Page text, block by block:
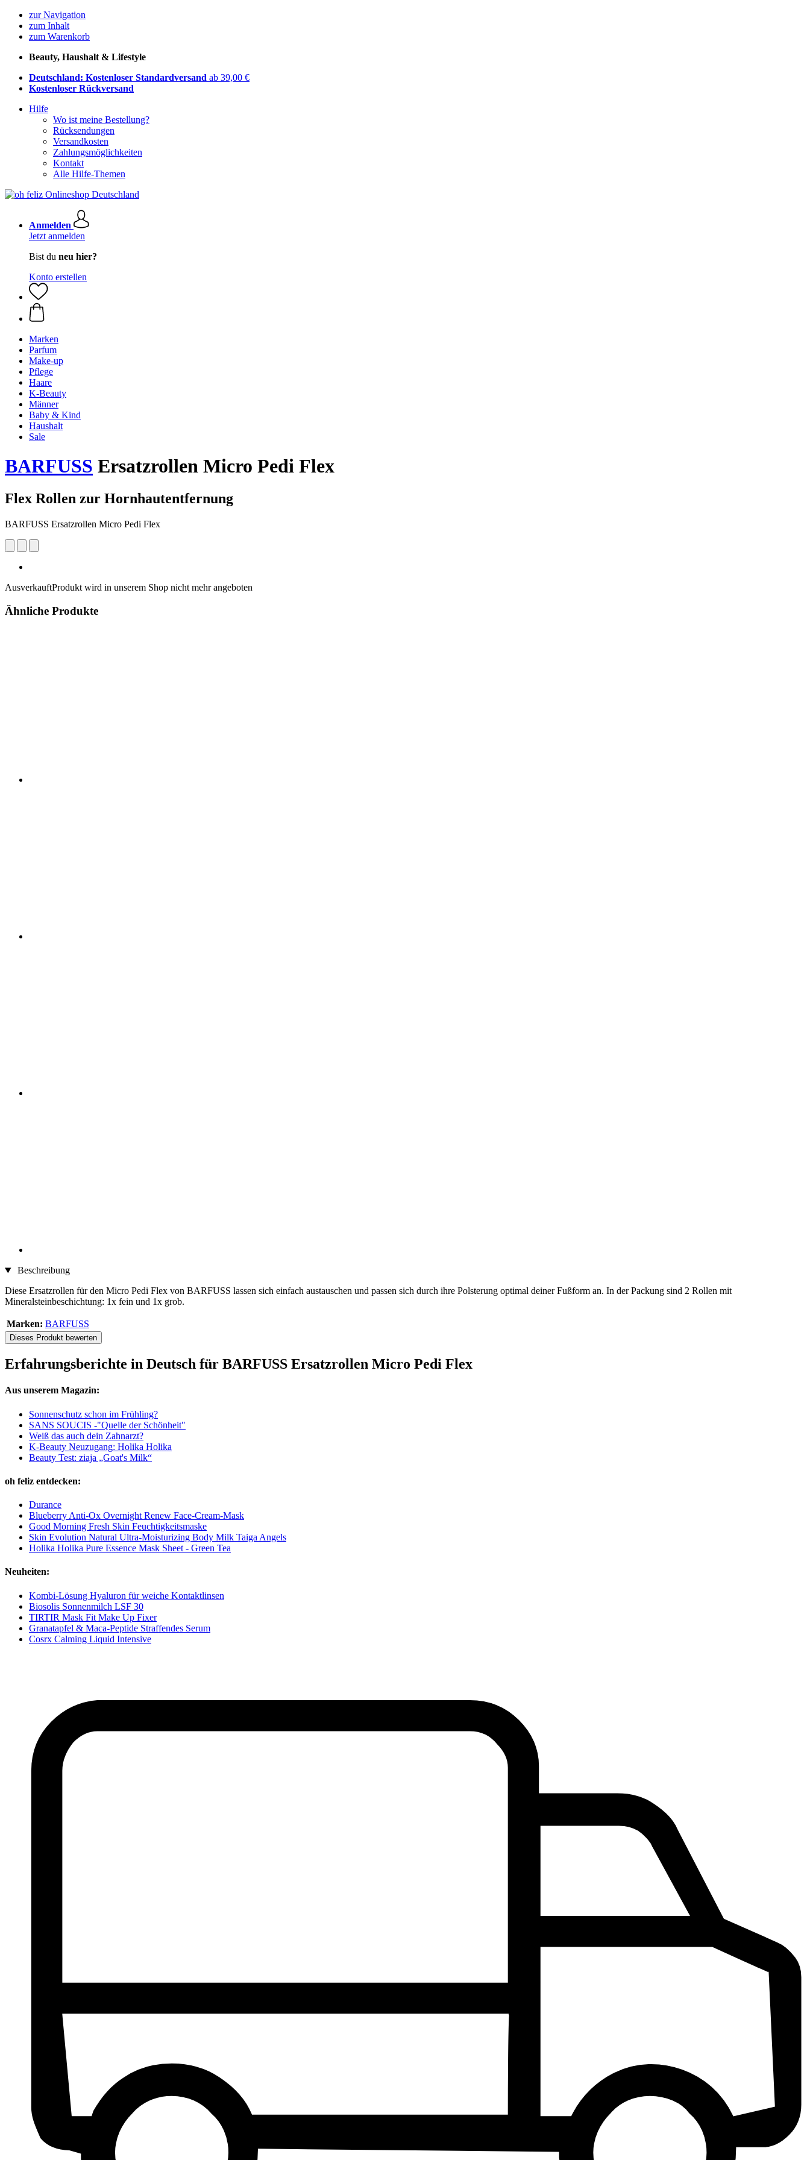
zur Navigation
zum Inhalt
zum Warenkorb
Beauty, Haushalt & Lifestyle
Deutschland: Kostenloser Standardversand ab 39,00 €
Kostenloser Rückversand
Hilfe
Wo ist meine Bestellung?
Rücksendungen
Versandkosten
Zahlungsmöglichkeiten
Kontakt
Alle Hilfe-Themen
Anmelden
Jetzt anmelden
Bist du neu hier?
Konto erstellen
Marken
Parfum
Make-up
Pflege
Haare
K-Beauty
Männer
Baby & Kind
Haushalt
Sale
BARFUSS Ersatzrollen Micro Pedi Flex
Flex Rollen zur Hornhautentfernung
BARFUSS Ersatzrollen Micro Pedi Flex
AusverkauftProdukt wird in unserem Shop nicht mehr angeboten
Ähnliche Produkte
Beschreibung
Diese Ersatzrollen für den Micro Pedi Flex von BARFUSS lassen sich einfach austauschen und passen sich durch ihre Polsterung optimal deiner Fußform an. In der Packung sind 2 Rollen mit
Mineralsteinbeschichtung: 1x fein und 1x grob.
Marken: BARFUSS
Dieses Produkt bewerten
Erfahrungsberichte in Deutsch für BARFUSS Ersatzrollen Micro Pedi Flex
Aus unserem Magazin:
Sonnenschutz schon im Frühling?
SANS SOUCIS -"Quelle der Schönheit"
Weiß das auch dein Zahnarzt?
K-Beauty Neuzugang: Holika Holika
Beauty Test: ziaja „Goat's Milk“
oh feliz entdecken:
Durance
Blueberry Anti-Ox Overnight Renew Face-Cream-Mask
Good Morning Fresh Skin Feuchtigkeitsmaske
Skin Evolution Natural Ultra-Moisturizing Body Milk Taiga Angels
Holika Holika Pure Essence Mask Sheet - Green Tea
Neuheiten:
Kombi-Lösung Hyaluron für weiche Kontaktlinsen
Biosolis Sonnenmilch LSF 30
TIRTIR Mask Fit Make Up Fixer
Granatapfel & Maca-Peptide Straffendes Serum
Cosrx Calming Liquid Intensive